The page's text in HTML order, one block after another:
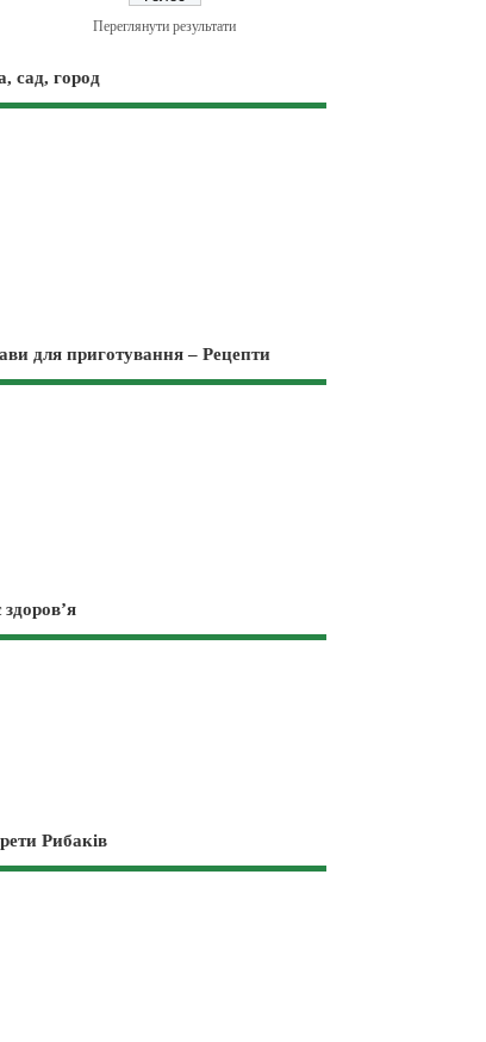
Переглянути результати
сад, город
для приготування – Рецепти
Рибаків